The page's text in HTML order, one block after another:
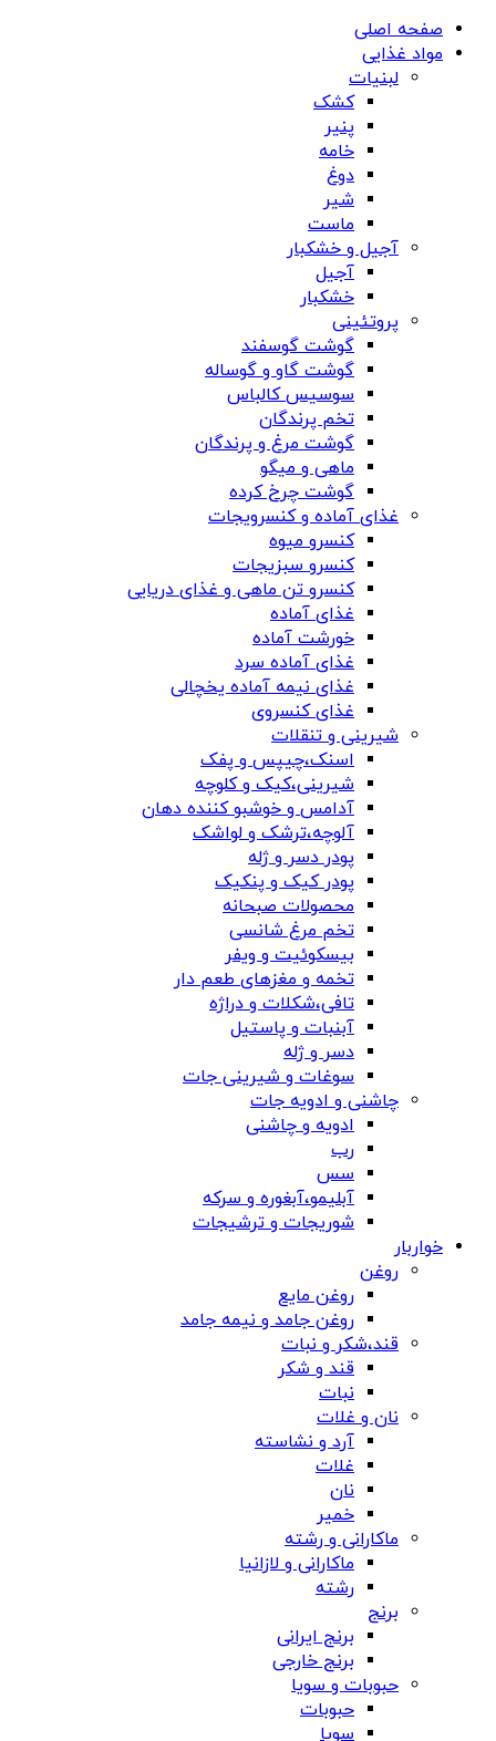
صفحه اصلی
مواد غذایی
لبنیات
کشک
پنیر
خامه
دوغ
شیر
ماست
آجیل و خشکبار
آجیل
خشکبار
پروتئینی
گوشت گوسفند
گوشت گاو و گوساله
سوسیس کالباس
تخم پرندگان
گوشت مرغ و پرندگان
ماهی و میگو
گوشت چرخ کرده
غذای آماده و کنسرویجات
کنسرو میوه
کنسرو سبزیجات
کنسرو تن ماهی و غذای دریایی
غذای آماده
خورشت آماده
غذای آماده سرد
غذای نیمه آماده یخچالی
غذای کنسروی
شیرینی و تنقلات
اسنک،چیپس و پفک
شیرینی،کیک و کلوچه
آدامس و خوشبو کننده دهان
آلوچه،ترشک و لواشک
پودر دسر و ژله
پودر کیک و پنکیک
محصولات صبحانه
تخم مرغ شانسی
بیسکوئیت و ویفر
تخمه و مغزهای طعم دار
تافی،شکلات و دراژه
آبنبات و پاستیل
دسر و ژله
سوغات و شیرینی جات
چاشنی و ادویه جات
ادویه و چاشنی
رب
سس
آبلیمو،آبغوره و سرکه
شوریجات و ترشیجات
خواربار
روغن
روغن مایع
روغن جامد و نیمه جامد
قند،شکر و نبات
قند و شکر
نبات
نان و غلات
آرد و نشاسته
غلات
نان
خمیر
ماکارانی و رشته
ماکارانی و لازانیا
رشته
برنج
برنج ایرانی
برنج خارجی
حبوبات و سویا
حبوبات
سویا